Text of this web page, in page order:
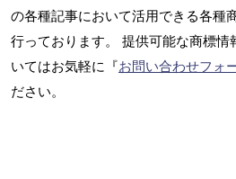
の各種記事において活用できる各種
行っております。 提供可能な商標情
いてはお気軽に『お問い合わせフォ
ださい。